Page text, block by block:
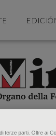
terze parti. Oltre ai